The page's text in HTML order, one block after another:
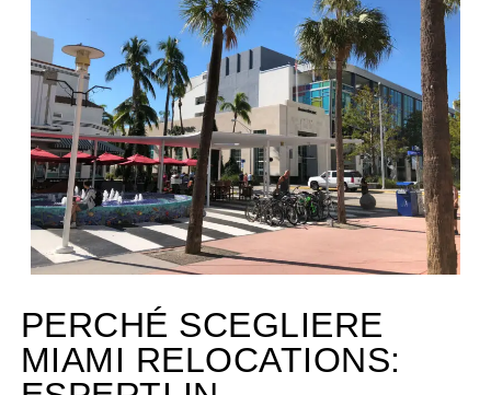
PERCHÉ SCEGLIERE
MIAMI RELOCATIONS: